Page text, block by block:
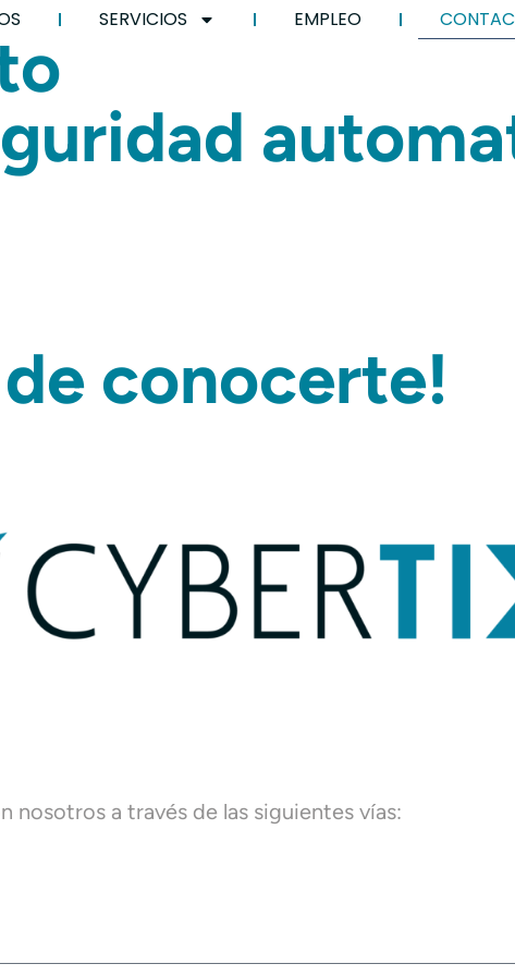
SERVICIOS EMPLEO
de conocerte!
a través de las siguientes vías: